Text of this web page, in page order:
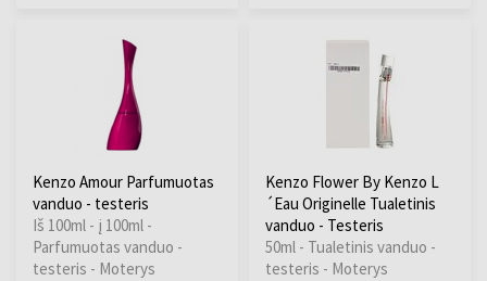
Kenzo Amour Parfumuotas
vanduo - testeris
Iš 100ml - į 100ml -
Parfumuotas vanduo -
testeris - Moterys
Kenzo Flower By Kenzo L
´Eau Originelle Tualetinis
vanduo - Testeris
50ml - Tualetinis vanduo -
testeris - Moterys